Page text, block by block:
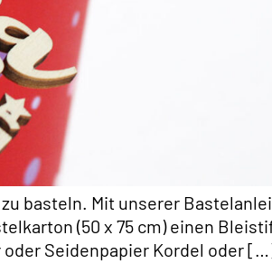
basteln. Mit unserer
(50 x 75 cm) einen
Seidenpapier Kordel oder